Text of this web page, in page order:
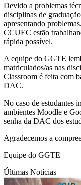
Devido a problemas
disciplinas de
apresentando
CCUEC estão
rápida possível.
A equipe do GGTE
matriculados/as nas
Classroom é feita com
DAC.
No caso de estudantes
ambientes Moodle e
senha da DAC dos
Agradecemos a
Equipe do GGTE
Últimas Notícias